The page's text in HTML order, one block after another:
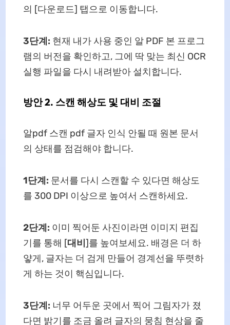
의 [다운로드] 탭으로 이동합니다.
3단계: 현재 내가 사용 중인 알 PDF 본 프로그
램의 버전을 확인하고, 그에 딱 맞는 최신 OCR
실행 파일을 다시 내려받아 설치합니다.
방안 2. 스캔 해상도 및 대비 조절
알pdf 스캔 pdf 글자 인식 안될 때 원본 문서
의 상태를 점검해야 합니다.
1단계: 문서를 다시 스캔할 수 있다면 해상도
를 300 DPI 이상으로 높여서 스캔하세요.
2단계: 이미 찍어둔 사진이라면 이미지 편집
기를 통해 [대비]를 높여보세요. 배경은 더 하
얗게, 글자는 더 검게 만들어 경계선을 뚜렷하
게 하는 것이 핵심입니다.
3단계: 너무 어두운 곳에서 찍어 그림자가 졌
다면 밝기를 조금 올려 글자의 뭉침 현상을 줄